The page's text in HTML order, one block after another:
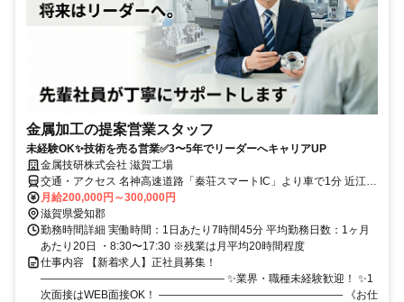
金属加工の提案営業スタッフ
未経験OK✨技術を売る営業✅3〜5年でリーダーへキャリアUP
金属技研株式会社 滋賀工場
交通・アクセス 名神高速道路「秦荘スマートIC」より車で1分 近江鉄
道本線「愛知川駅」より車で約12分 JR琵琶湖線「稲枝駅」より車で
約20分
月給200,000円～300,000円
滋賀県愛知郡
勤務時間詳細 実働時間：1日あたり7時間45分 平均勤務日数：1ヶ月
あたり20日 ・8:30〜17:30 ※残業は月平均20時間程度
仕事内容 【新着求人】正社員募集！
――――――――――――――――― ✨業界・職種未経験歓迎！ ✨1
次面接はWEB面接OK！ ――――――――――――――――― 《お仕